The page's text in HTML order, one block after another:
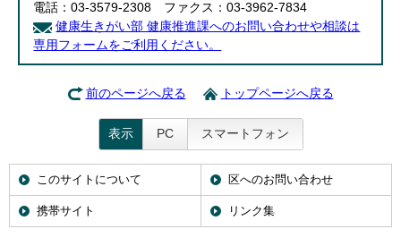
電話：03-3579-2308 ファクス：03-3962-7834
健康生きがい部 健康推進課へのお問い合わせや相談は
専用フォームをご利用ください。
前のページへ戻る トップページへ戻る
表示 PC スマートフォン
このサイトについて 区へのお問い合わせ
携帯サイト リンク集